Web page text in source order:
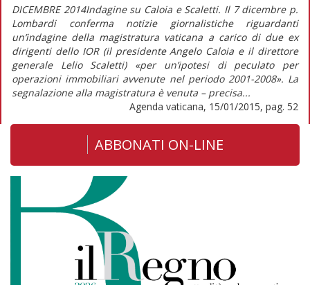
DICEMBRE 2014Indagine su Caloia e Scaletti. Il 7 dicembre p.
Lombardi conferma notizie giornalistiche riguardanti
un’indagine della magistratura vaticana a carico di due ex
dirigenti dello IOR (il presidente Angelo Caloia e il direttore
generale Lelio Scaletti) «per un’ipotesi di peculato per
operazioni immobiliari avvenute nel periodo 2001-2008». La
segnalazione alla magistratura è venuta – precisa...
Agenda vaticana, 15/01/2015, pag. 52
ABBONATI ON-LINE